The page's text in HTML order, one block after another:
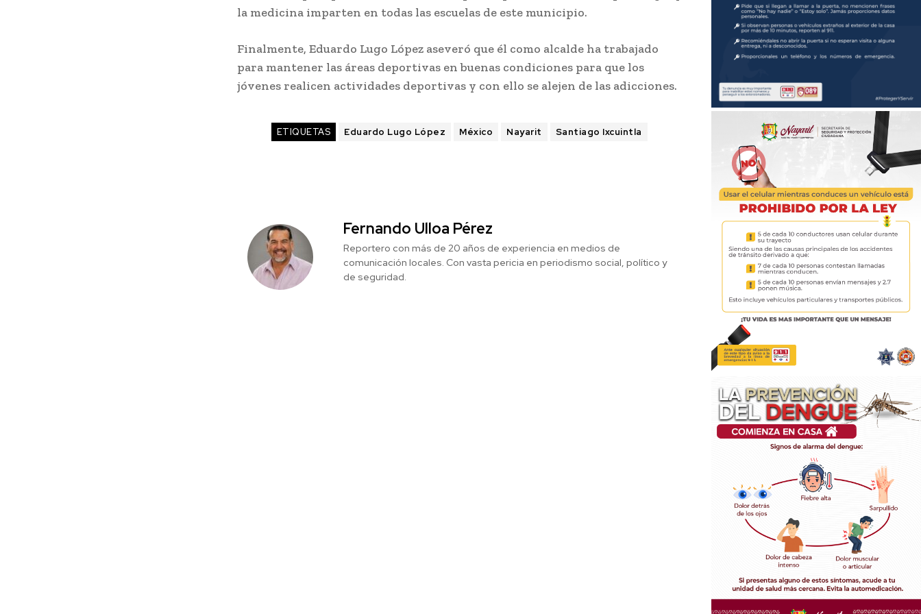
la medicina imparten en todas las escuelas de este municipio.
Finalmente, Eduardo Lugo López aseveró que él como alcalde ha trabajado
para mantener las áreas deportivas en buenas condiciones para que los
jóvenes realicen actividades deportivas y con ello se alejen de las adicciones.
ETIQUETAS Eduardo Lugo López México Nayarit Santiago Ixcuintla
Fernando Ulloa Pérez
Reportero con más de 20 años de experiencia en medios de
comunicación locales. Con vasta pericia en periodismo social, político y
de seguridad.